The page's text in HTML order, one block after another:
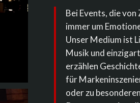
Bei Events, die
immer um
Unser Medium ist
Musik und
erzählen
für
oder zu